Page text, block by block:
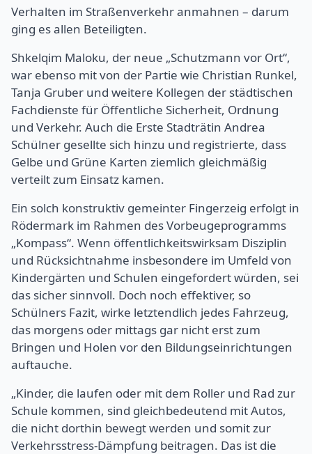
Verhalten im Straßenverkehr anmahnen – darum
ging es allen Beteiligten.
Shkelqim Maloku, der neue „Schutzmann vor Ort“,
war ebenso mit von der Partie wie Christian Runkel,
Tanja Gruber und weitere Kollegen der städtischen
Fachdienste für Öffentliche Sicherheit, Ordnung
und Verkehr. Auch die Erste Stadträtin Andrea
Schülner gesellte sich hinzu und registrierte, dass
Gelbe und Grüne Karten ziemlich gleichmäßig
verteilt zum Einsatz kamen.
Ein solch konstruktiv gemeinter Fingerzeig erfolgt in
Rödermark im Rahmen des Vorbeugeprogramms
„Kompass“. Wenn öffentlichkeitswirksam Disziplin
und Rücksichtnahme insbesondere im Umfeld von
Kindergärten und Schulen eingefordert würden, sei
das sicher sinnvoll. Doch noch effektiver, so
Schülners Fazit, wirke letztendlich jedes Fahrzeug,
das morgens oder mittags gar nicht erst zum
Bringen und Holen vor den Bildungseinrichtungen
auftauche.
„Kinder, die laufen oder mit dem Roller und Rad zur
Schule kommen, sind gleichbedeutend mit Autos,
die nicht dorthin bewegt werden und somit zur
Verkehrsstress-Dämpfung beitragen. Das ist die